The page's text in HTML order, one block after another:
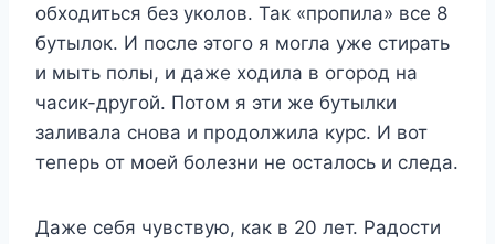
обходиться без уколов. Так «пропила» все 8
бутылок. И после этого я могла уже стирать
и мыть полы, и даже ходила в огород на
часик-другой. Потом я эти же бутылки
заливала снова и продолжила курс. И вот
теперь от моей болезни не осталось и следа.
Даже себя чувствую, как в 20 лет. Радости